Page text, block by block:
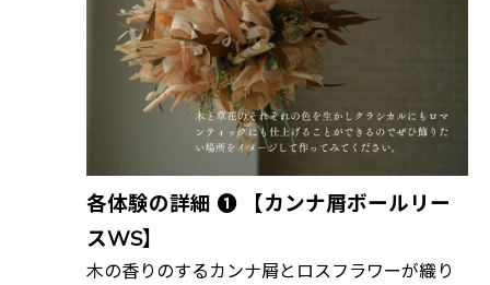
各体験の詳細 ❶
【カンナ屑ボールリー
スWS】
木の香りのするカンナ屑とロスフラワーが織り